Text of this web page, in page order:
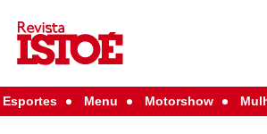
Esportes Menu Motorshow